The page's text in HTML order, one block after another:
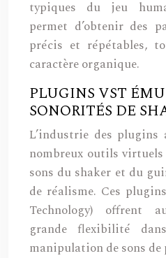
typiques du jeu
permet d’obtenir des
précis et répétables,
caractère organique.
PLUGINS VST
SONORITÉS DE
L’industrie des plugins
nombreux outils virtuels
sons du shaker et du
de réalisme. Ces
Technology) offrent
grande flexibilité
manipulation de sons